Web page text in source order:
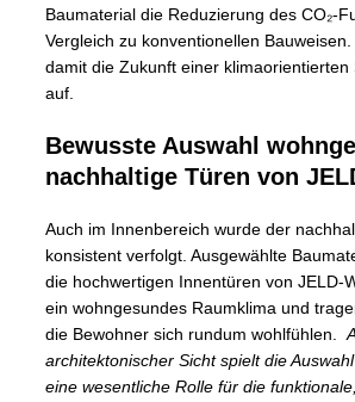
Baumaterial die Reduzierung des CO₂-
Vergleich zu konventionellen Bauweisen.
damit die Zukunft einer klimaorientierten
auf.
Bewusste Auswahl
nachhaltige Türen von
Auch im Innenbereich wurde der
konsistent verfolgt. Ausgewählte
die hochwertigen Innentüren von JELD-
ein wohngesundes Raumklima und
die Bewohner sich rundum wohlfühlen.
architektonischer Sicht spielt die
eine wesentliche Rolle für die